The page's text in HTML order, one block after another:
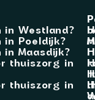
Westland?
Poeldijk?
Maasdijk?
thuiszorg in
thuiszorg in